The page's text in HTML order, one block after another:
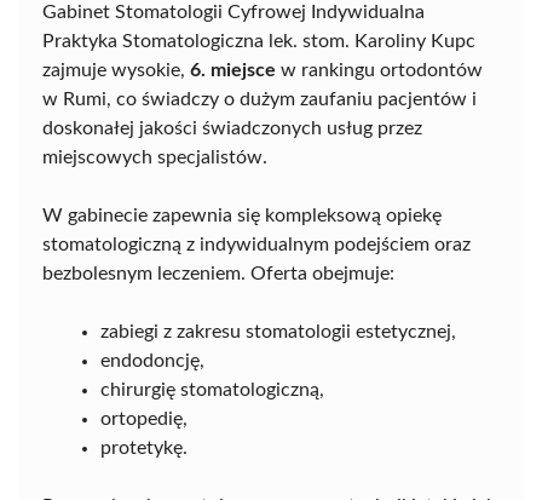
Gabinet Stomatologii Cyfrowej Indywidualna
Praktyka Stomatologiczna lek. stom. Karoliny Kupc
zajmuje wysokie, 6. miejsce w rankingu ortodontów
w Rumi, co świadczy o dużym zaufaniu pacjentów i
doskonałej jakości świadczonych usług przez
miejscowych specjalistów.
W gabinecie zapewnia się kompleksową opiekę
stomatologiczną z indywidualnym podejściem oraz
bezbolesnym leczeniem. Oferta obejmuje:
zabiegi z zakresu stomatologii estetycznej,
endodoncję,
chirurgię stomatologiczną,
ortopedię,
protetykę.